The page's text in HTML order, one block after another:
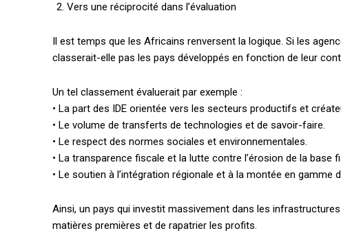
Vers une réciprocité dans l’évaluation
Il est temps que les Africains renversent la logique. Si les
classerait-elle pas les pays développés en fonction de leur
Un tel classement évaluerait par exemple :
• La part des IDE orientée vers les secteurs productifs et
• Le volume de transferts de technologies et de savoir-faire.
• Le respect des normes sociales et environnementales.
• La transparence fiscale et la lutte contre l’érosion de la base
• Le soutien à l’intégration régionale et à la montée en gamme
Ainsi, un pays qui investit massivement dans les
matières premières et de rapatrier les profits.